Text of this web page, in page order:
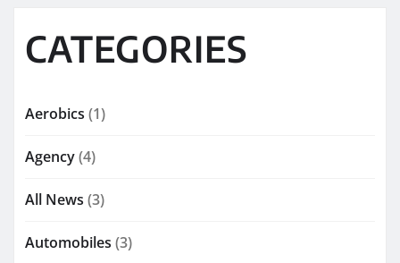
CATEGORIES
Aerobics (1)
Agency(4)
All News (3)
Automobiles (3)